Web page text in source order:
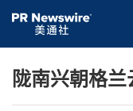
陇南兴朝格